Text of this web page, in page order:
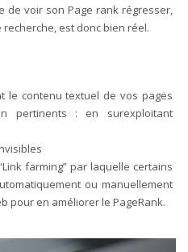
de voir son Page rank régresser,
est donc bien réel.
le contenu textuel de vos pages
pertinents : en surexploitant
farming” par laquelle certains
ou manuellement
pour en améliorer le PageRank.